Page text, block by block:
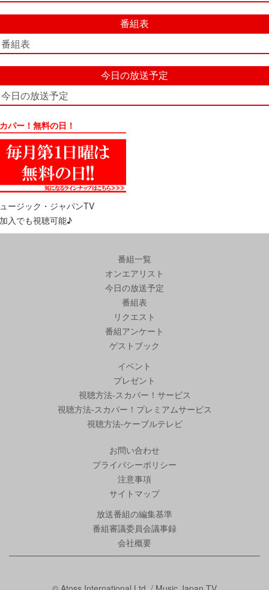
番組表
番組表
今日の放送予定
今日の放送予定
パー！無料の日！
ージック・ジャパンTV
入でも視聴可能♪
番組一覧
オンエアリスト
今日の放送予定
番組表
リクエスト
番組アンケート
ゲストブック
イベント
プレゼント
視聴方法-スカパー！サービス
視聴方法-スカパー！プレミアムサービス
視聴方法-ケーブルテレビ
お問い合わせ
プライバシーポリシー
注意事項
サイトマップ
放送番組の編集基準
番組審議委員会議事録
会社概要